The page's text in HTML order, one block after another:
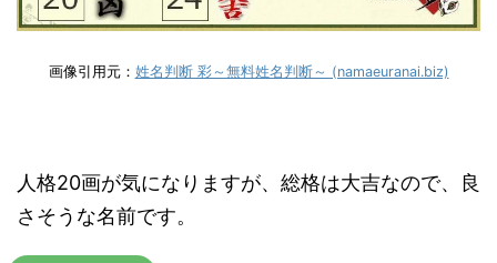
画像引用元： 姓名判断 彩～無料姓名判断～ (namaeuranai.biz)
人格20画が気になりますが、総格は大吉なので、良
さそうな名前です。